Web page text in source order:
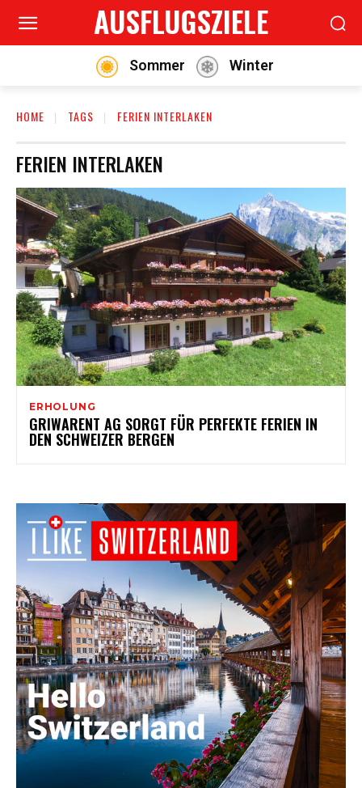
AUSFLUGSZIELE
Sommer Winter
HOME TAGS FERIEN INTERLAKEN
FERIEN INTERLAKEN
ERHOLUNG
GRIWARENT AG SORGT FÜR PERFEKTE FERIEN IN
DEN SCHWEIZER BERGEN